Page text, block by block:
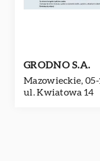
GRODNO S.A.
Mazowieckie,
ul. Kwiatowa 14